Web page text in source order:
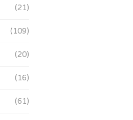
(21)
(109)
(20)
(16)
(61)